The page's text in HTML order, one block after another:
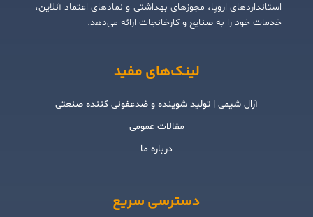
استانداردهای اروپا، مجوزهای بهداشتی و نمادهای اعتماد آنلاین،
خدمات خود را به صنایع و کارخانجات ارائه می‌دهد.
لینک‌های مفید
آرال شیمی | تولید شوینده و ضدعفونی کننده صنعتی
مقالات عمومی
درباره ما
دسترسی سریع